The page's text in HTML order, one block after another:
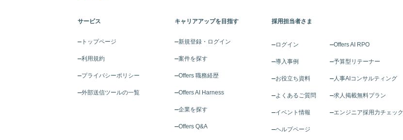
サービス
トップページ
利用規約
プライバシーポリシー
外部送信ツールの一覧
キャリアアップを目指す
新規登録・ログイン
案件を探す
Offers 職務経歴
Offers AI Harness
企業を探す
Offers Q&A
採用担当者さま
ログイン
導入事例
お役立ち資料
よくあるご質問
イベント情報
ヘルプページ
Offers AI RPO
予算型リテーナー
人事AIコンサルティング
求人掲載無料プラン
エンジニア採用力チェック